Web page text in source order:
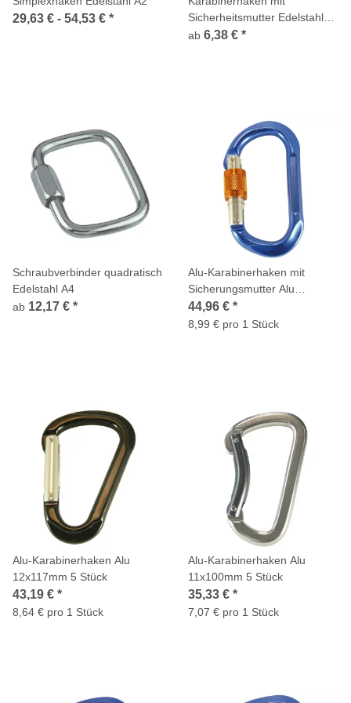
29,63 € - 54,53 € *
Sicherheitsmutter Edelstahl
A4
ab 6,38 € *
Schraubverbinder quadratisch
Edelstahl A4
ab 12,17 € *
Alu-Karabinerhaken mit
Sicherungsmutter Alu
12x113mm 5 Stück
44,96 € *
8,99 € pro 1 Stück
Alu-Karabinerhaken Alu
12x117mm 5 Stück
43,19 € *
8,64 € pro 1 Stück
Alu-Karabinerhaken Alu
11x100mm 5 Stück
35,33 € *
7,07 € pro 1 Stück